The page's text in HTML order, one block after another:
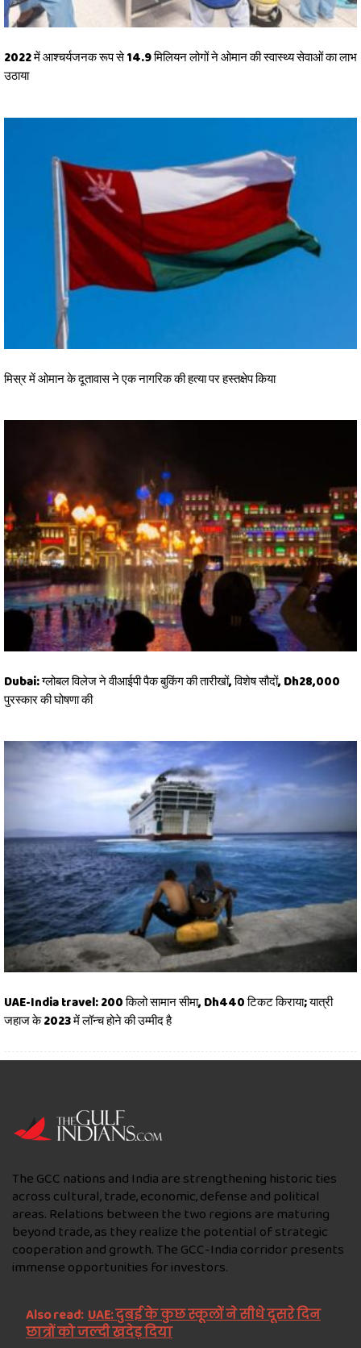
2022 में आश्चर्यजनक रूप से 14.9 मिलियन लोगों ने ओमान की स्वास्थ्य सेवाओं का लाभ
उठाया
मिस्र में ओमान के दूतावास ने एक नागरिक की हत्या पर हस्तक्षेप किया
Dubai: ग्लोबल विलेज ने वीआईपी पैक बुकिंग की तारीखों, विशेष सौदों, Dh28,000
पुरस्कार की घोषणा की
UAE-India travel: 200 किलो सामान सीमा, Dh440 टिकट किराया; यात्री
जहाज के 2023 में लॉन्च होने की उम्मीद है
The GCC nations and India are strengthening historic ties
across cultural, trade, economic, defense and political
areas. Relations between the two regions are maturing
beyond trade, as they realize the potential of strategic
cooperation and growth. The GCC-India corridor presents
immense opportunities for investors.
Also read: UAE: दुबई के कुछ स्कूलों ने सीधे दूसरे दिन
छात्रों को जल्दी खदेड़ दिया